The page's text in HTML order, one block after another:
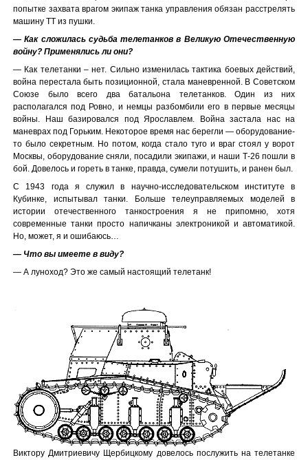
попытке захвата врагом экипаж танка управления обязан расстрелять
машину ТТ из пушки.
— Как сложилась судьба телетанков в Великую Отечественную
войну? Применялись ли они?
— Как телетанки – нет. Сильно изменилась тактика боевых действий,
война перестала быть позиционной, стала маневренной. В Советском
Союзе было всего два батальона телетанков. Один из них
располагался под Ровно, и немцы разбомбили его в первые месяцы
войны. Наш базировался под Ярославлем. Война застала нас на
маневрах под Горьким. Некоторое время нас берегли — оборудование-
то было секретным. Но потом, когда стало туго и враг стоял у ворот
Москвы, оборудование сняли, посадили экипажи, и наши Т-26 пошли в
бой. Довелось и гореть в танке, правда, сумели потушить, и ранен был.
С 1943 года я служил в научно-исследовательском институте в
Кубинке, испытывал танки. Больше телеуправляемых моделей в
истории отечественного танкостроения я не припомню, хотя
современные танки просто напичканы электроникой и автоматикой.
Но, может, я и ошибаюсь…
— Что вы имеете в виду?
— А луноход? Это же самый настоящий телетанк!
Виктору Дмитриевичу Щербицкому довелось послужить на телетанке